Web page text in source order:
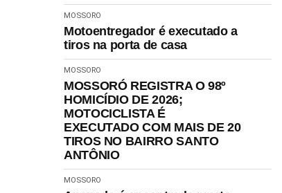
MOSSORO
Motoentregador é executado a
tiros na porta de casa
MOSSORO
MOSSORÓ REGISTRA O 98º
HOMICÍDIO DE 2026;
MOTOCICLISTA É
EXECUTADO COM MAIS DE 20
TIROS NO BAIRRO SANTO
ANTÔNIO
MOSSORO